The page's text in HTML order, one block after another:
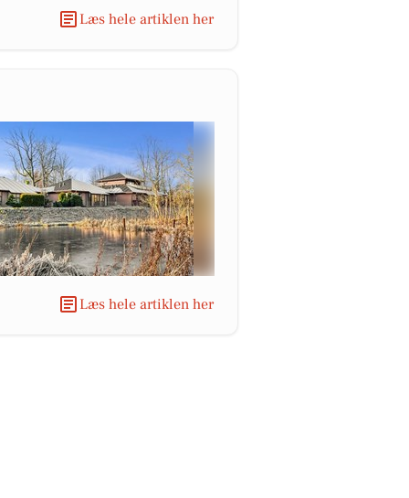
Læs hele artiklen her
Læs hele artiklen her